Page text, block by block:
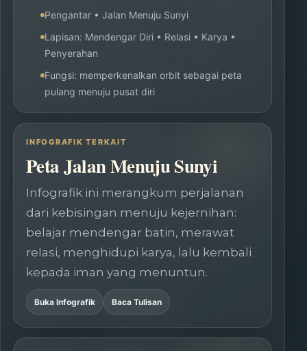
Pengantar • Jalan Menuju Sunyi
Lapisan: Mendengar Diri • Relasi • Karya •
Penyerahan
Fungsi: memperkenalkan orbit sebagai peta
pulang menuju pusat diri
INFOGRAFIK TERKAIT
Peta Jalan Menuju Sunyi
Infografik ini merangkum perjalanan
dari kebisingan menuju kejernihan:
belajar mendengar batin, merawat
relasi, menghidupi karya, lalu kembali
kepada iman yang menuntun.
Buka Infografik Baca Tulisan